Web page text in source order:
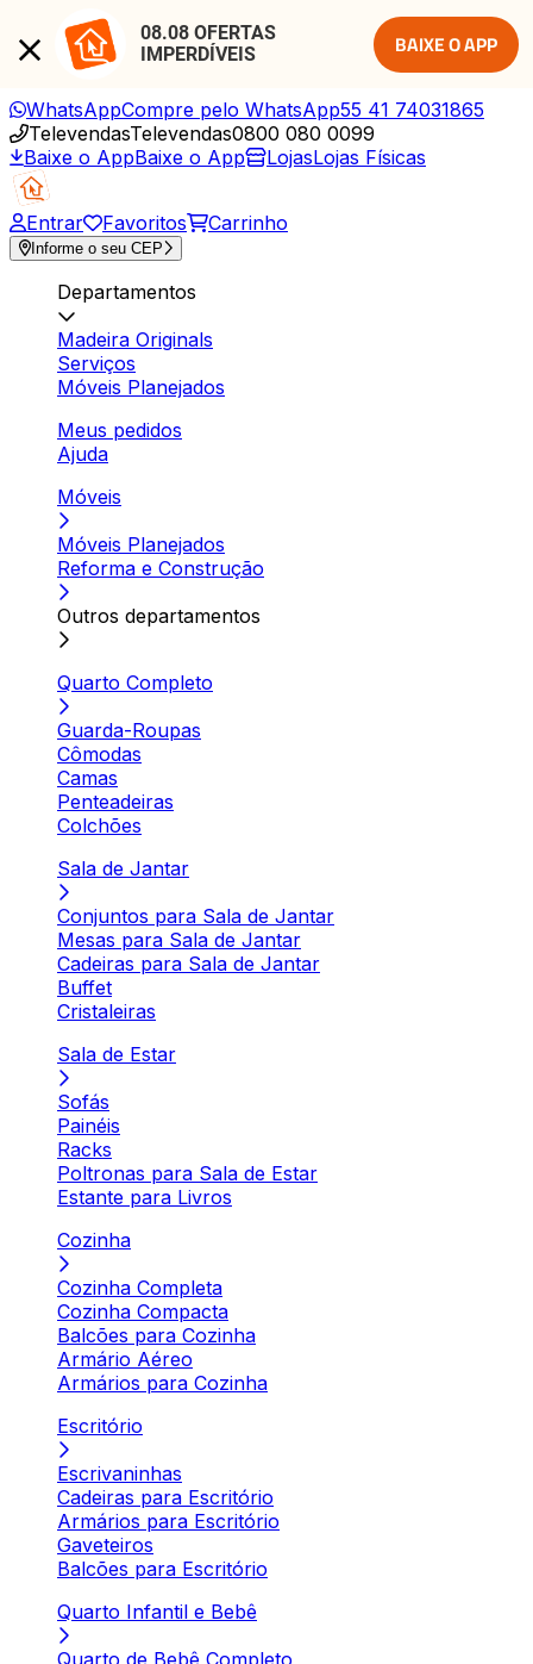
08.08 OFERTAS
IMPERDÍVEIS
BAIXE O APP
WhatsAppCompre pelo WhatsApp55 41 74031865
TelevendasTelevendas0800 080 0099
Baixe o AppBaixe o App LojasLojas Físicas
Entrar Favoritos Carrinho
Informe o seu CEP
Departamentos
Madeira Originals
Serviços
Móveis Planejados
Meus pedidos
Ajuda
Móveis
Móveis Planejados
Reforma e Construção
Outros departamentos
Quarto Completo
Guarda-Roupas
Cômodas
Camas
Penteadeiras
Colchões
Sala de Jantar
Conjuntos para Sala de Jantar
Mesas para Sala de Jantar
Cadeiras para Sala de Jantar
Buffet
Cristaleiras
Sala de Estar
Sofás
Painéis
Racks
Poltronas para Sala de Estar
Estante para Livros
Cozinha
Cozinha Completa
Cozinha Compacta
Balcões para Cozinha
Armário Aéreo
Armários para Cozinha
Escritório
Escrivaninhas
Cadeiras para Escritório
Armários para Escritório
Gaveteiros
Balcões para Escritório
Quarto Infantil e Bebê
Quarto de Bebê Completo